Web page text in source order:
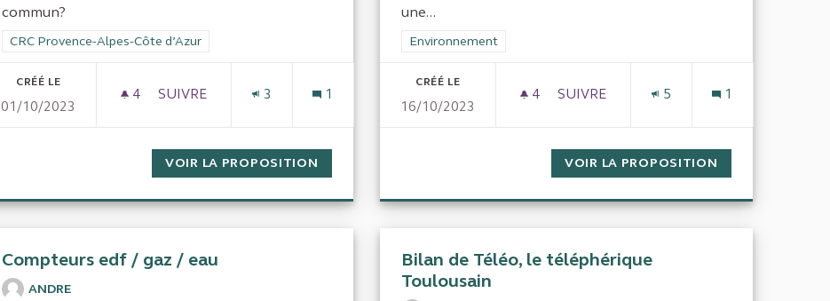
commun?
Filtrer les résultats de la catégorie : CRC Provence-Alpes-Côte d’Azur
CRC Provence-Alpes-Côte d’Azur
CRÉÉ LE
01/10/2023
4 4 ABONNÉS
SUIVRE
MPM: DÉVELOPPEMENT DES TRANSPORTS EN COMMUN
3 1
VOIR LA PROPOSITION MPM: DÉVELOPPEMENT DES TRANSPORTS EN COMMUN
une...
Filtrer les résultats de la catégorie : Environnement
Environnement
CRÉÉ LE
16/10/2023
4 4 ABONNÉS
SUIVRE
5 1
VOIR LA PROPOSITION
Compteurs edf / gaz / eau
ANDRE
Bilan de Téléo, le téléphérique
Toulousain